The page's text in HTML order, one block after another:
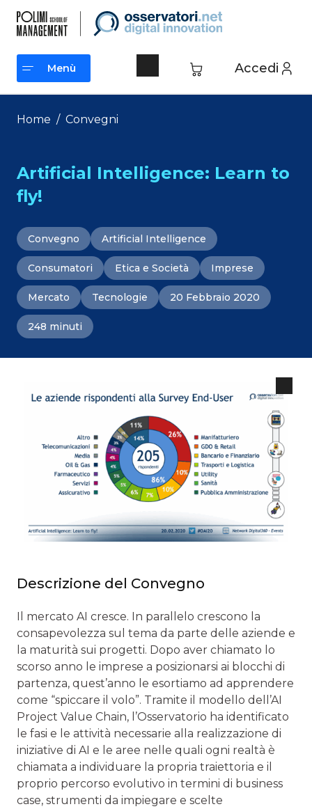
contenuto
Accedi
Menù
Menù
Home / Convegni
Artificial Intelligence: Learn to
fly!
Convegno Artificial Intelligence
Consumatori Etica e Società Imprese
Mercato Tecnologie 20 Febbraio 2020
248 minuti
Descrizione del Convegno
Il mercato AI cresce. In parallelo crescono la
consapevolezza sul tema da parte delle aziende e
la maturità sui progetti. Dopo aver chiamato lo
scorso anno le imprese a posizionarsi ai blocchi di
partenza, quest’anno le esortiamo ad apprendere
come “spiccare il volo”. Tramite il modello dell’AI
Project Value Chain, l’Osservatorio ha identificato
le fasi e le attività necessarie alla realizzazione di
iniziative di AI e le aree nelle quali ogni realtà è
chiamata a individuare la propria traiettoria e il
proprio percorso evolutivo in termini di business
case, strumenti da impiegare e scelte